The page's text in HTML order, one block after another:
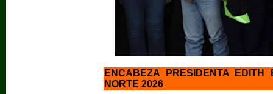
ENCABEZA PRESIDENTA
NORTE 2026